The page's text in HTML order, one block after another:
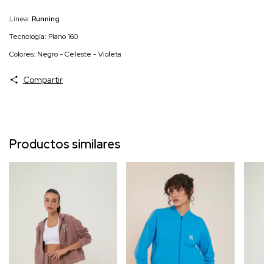
Línea: Running
Tecnología: Plano 160
Colores: Negro - Celeste - Violeta
Compartir
Productos similares